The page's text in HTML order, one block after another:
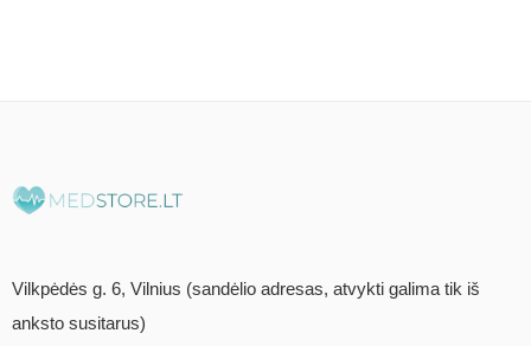
Vilkpėdės g. 6, Vilnius (sandėlio adresas, atvykti galima tik iš
anksto susitarus)